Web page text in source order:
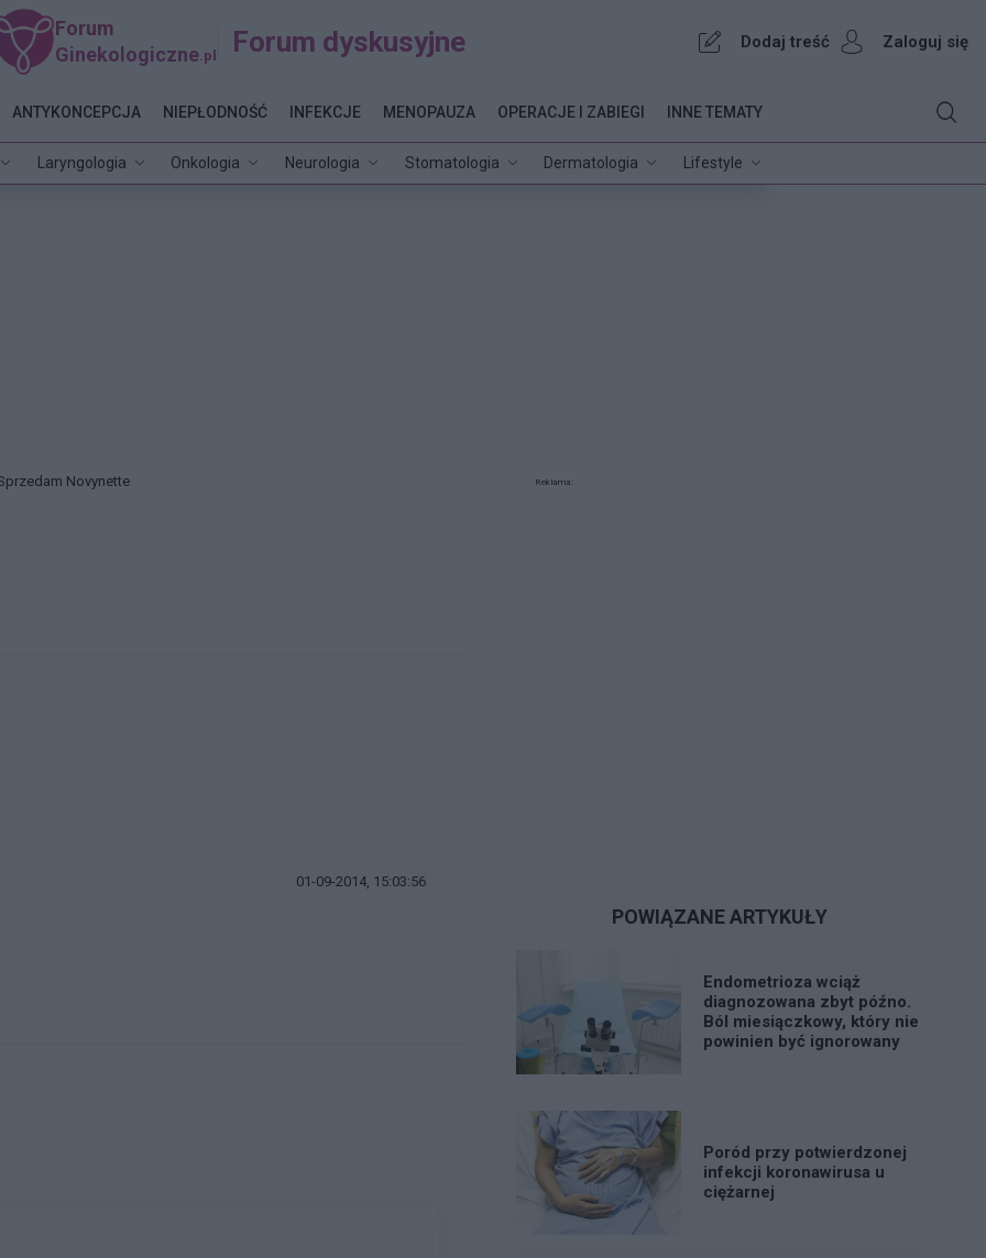
Forum
Ginekologiczne .pl Forum dyskusyjne Dodaj treść Zaloguj się
Laryngologia Onkologia Neurologia Stomatologia Dermatologia Lifestyle
ANTYKONCEPCJA NIEPŁODNOŚĆ INFEKCJE MENOPAUZA OPERACJE I ZABIEGI INNE TEMATY
Novynette
01-09-2014, 15:03:56
Reklama:
POWIĄZANE ARTYKUŁY
Endometrioza wciąż
diagnozowana zbyt późno.
Ból miesiączkowy, który nie
powinien być ignorowany
Poród przy potwierdzonej
infekcji koronawirusa u
ciężarnej